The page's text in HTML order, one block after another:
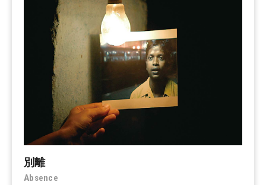
別離
Absence